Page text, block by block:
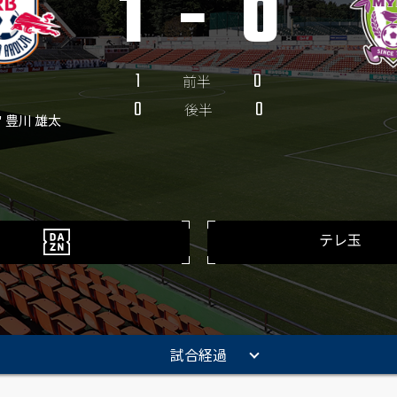
豊川 雄太
1 - 0
1 前半
0
0
後半 0
テレ玉
試合経過